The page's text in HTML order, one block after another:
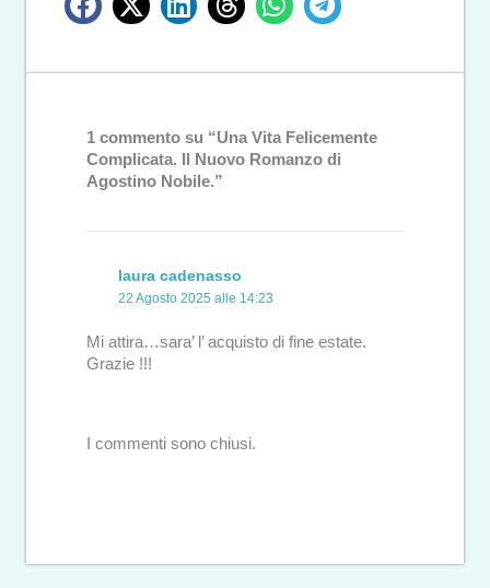
1 commento su “Una Vita Felicemente
Complicata. Il Nuovo Romanzo di
Agostino Nobile.”
laura cadenasso
22 Agosto 2025 alle 14:23
Mi attira…sara’ l’ acquisto di fine estate.
Grazie !!!
I commenti sono chiusi.